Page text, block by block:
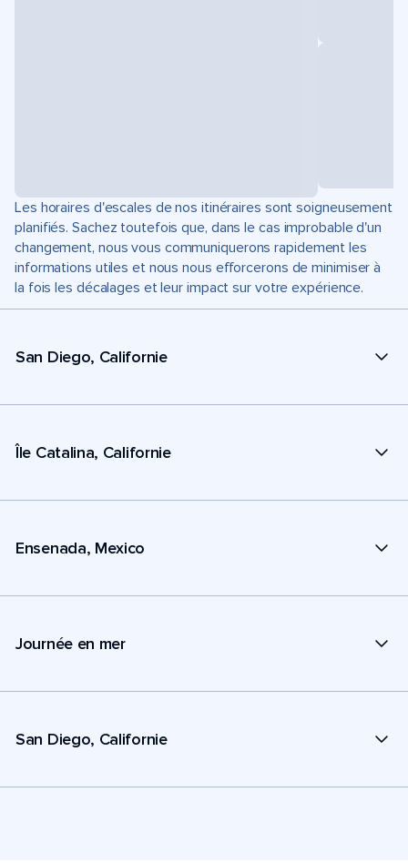
Les horaires d'escales de nos itinéraires sont soigneusement
planifiés. Sachez toutefois que, dans le cas improbable d'un
changement, nous vous communiquerons rapidement les
informations utiles et nous nous efforcerons de minimiser à
la fois les décalages et leur impact sur votre expérience.
San Diego, Californie
Île Catalina, Californie
Ensenada, Mexico
Journée en mer
San Diego, Californie